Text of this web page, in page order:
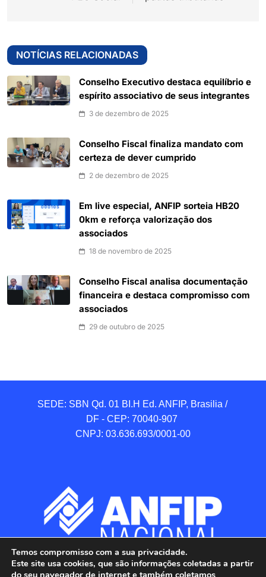
NOTÍCIAS RELACIONADAS
Conselho Executivo destaca equilíbrio e
espírito associativo de seus integrantes
3 de dezembro de 2025
Conselho Fiscal finaliza mandato com
certeza de dever cumprido
2 de dezembro de 2025
Em live especial, ANFIP sorteia HB20
0km e reforça valorização dos
associados
18 de novembro de 2025
Conselho Fiscal analisa documentação
financeira e destaca compromisso com
associados
29 de outubro de 2025
SEDE: SBN Qd. 01 BI.H Ed. ANFIP, Brasilia /
DF - CEP: 70040-907
CNPJ: 03.636.693/0001-00
Temos compromisso com a sua privacidade.
Este site usa cookies, que são informações coletadas a partir
do seu navegador de internet e também coletamos